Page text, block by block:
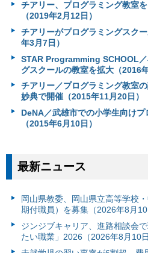
チアリー、プログラミング教室
（2019年2月12日）
チアリーがプログラミングスク
年3月7日）
STAR Programming SCHOOL
グスクールの教室を拡大（2016
チアリー／プログラミング教室
妙典で開催（2015年11月20日）
DeNA／武雄市での小学生向け
（2015年6月10日）
最新ニュース
岡山県教委、岡山県立高等学校
期付職員）を募集（2026年8月10
ジンジブキャリア、進路相談会
たい職業」2026（2026年8月10日